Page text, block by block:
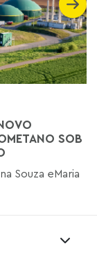
SOB
Souza eMaria